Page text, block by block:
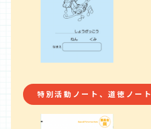
特別活動ノート、道徳ノート